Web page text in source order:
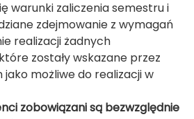
warunki zaliczenia semestru i
zdejmowanie z wymagań
realizacji żadnych
zostały wskazane przez
możliwe do realizacji w
zobowiązani są bezwzględnie